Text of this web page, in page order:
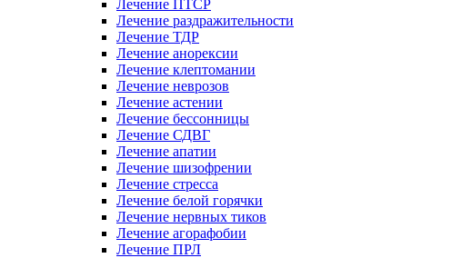
Лечение ПТСР
Лечение раздражительности
Лечение ТДР
Лечение анорексии
Лечение клептомании
Лечение неврозов
Лечение астении
Лечение бессонницы
Лечение СДВГ
Лечение апатии
Лечение шизофрении
Лечение стресса
Лечение белой горячки
Лечение нервных тиков
Лечение агорафобии
Лечение ПРЛ